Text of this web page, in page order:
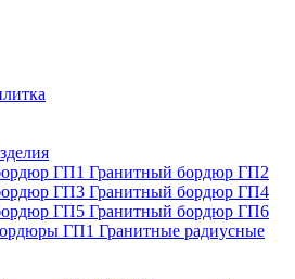
ГП1 Гранитный бордюр ГП2
ГП3 Гранитный бордюр ГП4
ГП5 Гранитный бордюр ГП6
ГП1 Гранитные радиусные